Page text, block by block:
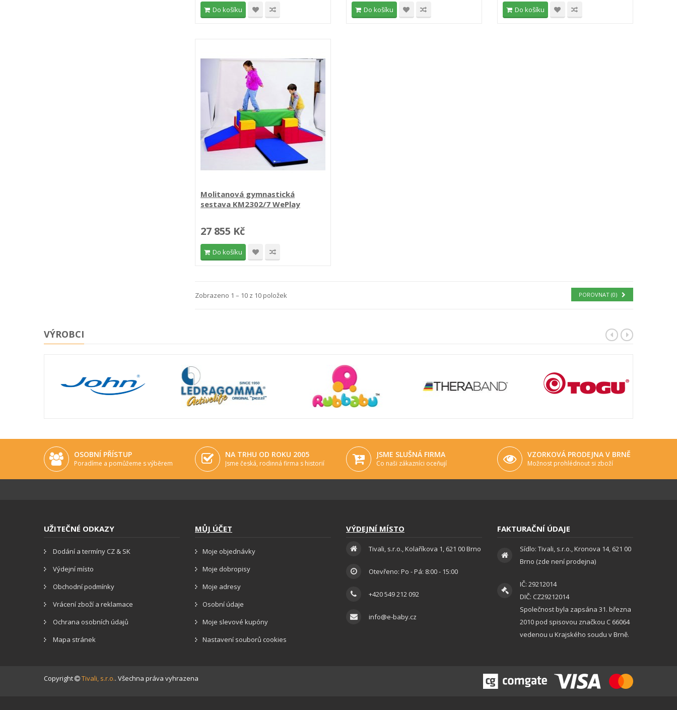
Do košíku Do košíku Do košíku
Molitanová gymnastická
sestava KM2302/7 WePlay
27 855 Kč
Do košíku
POROVNAT (0)
Zobrazeno 1 – 10 z 10 položek
VÝROBCI
OSOBNÍ PŘÍSTUP
Poradíme a pomůžeme s výběrem
NA TRHU OD ROKU 2005
Jsme česká, rodinná firma s historií
JSME SLUŠNÁ FIRMA
Co naši zákazníci oceňují
VZORKOVÁ PRODEJNA V BRNĚ
Možnost prohlédnout si zboží
UŽITEČNÉ ODKAZY
Dodání a termíny CZ & SK
Výdejní místo
Obchodní podmínky
Vrácení zboží a reklamace
Ochrana osobních údajů
Mapa stránek
MŮJ ÚČET
Moje objednávky
Moje dobropisy
Moje adresy
Osobní údaje
Moje slevové kupóny
Nastavení souborů cookies
VÝDEJNÍ MÍSTO
Tivali, s.r.o., Kolaříkova 1, 621 00 Brno
Otevřeno: Po - Pá: 8:00 - 15:00
+420 549 212 092
info@e-baby.cz
FAKTURAČNÍ ÚDAJE
Sídlo: Tivali, s.r.o., Kronova 14, 621 00
Brno (zde není prodejna)
IČ: 29212014
DIČ: CZ29212014
Společnost byla zapsána 31. března
2010 pod spisovou značkou C 66064
vedenou u Krajského soudu v Brně.
Copyright Tivali, s.r.o.. Všechna práva vyhrazena